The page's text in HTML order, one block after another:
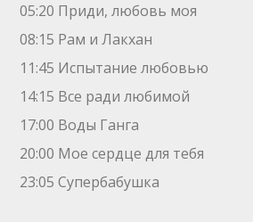
05:20 Приди, любовь моя
08:15 Рам и Лакхан
11:45 Испытание любовью
14:15 Все ради любимой
17:00 Воды Ганга
20:00 Мое сердце для тебя
23:05 Супербабушка